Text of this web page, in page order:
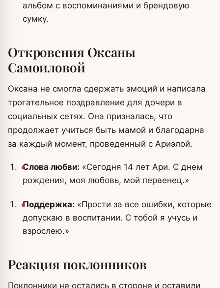
альбом с воспоминаниями и брендовую
сумку.
Откровения Оксаны
Самоиловой
Оксана не смогла сдержать эмоций и написала
трогательное поздравление для дочери в
социальных сетях. Она призналась, что
продолжает учиться быть мамой и благодарна
за каждый момент, проведенный с Ариэлой.
Слова любви: «Сегодня 14 лет Ари. С днем
рождения, моя любовь, мой первенец.»
Поддержка: «Прости за все ошибки, которые
допускаю в воспитании. С тобой я учусь и
взрослею.»
Реакция поклонников
Поклонники не остались в стороне и оставили